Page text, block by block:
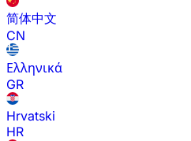
简体中文
CN
Ελληνικά
GR
Hrvatski
HR